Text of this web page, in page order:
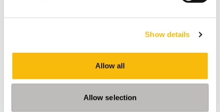
Show details
Allow all
Allow selection